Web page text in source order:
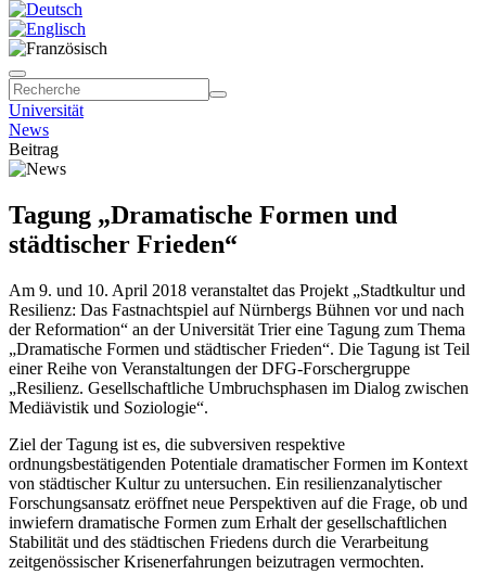
Universität
News
Beitrag
Tagung „Dramatische Formen und
städtischer Frieden“
Am 9. und 10. April 2018 veranstaltet das Projekt „Stadtkultur und
Resilienz: Das Fastnachtspiel auf Nürnbergs Bühnen vor und nach
der Reformation“ an der Universität Trier eine Tagung zum Thema
„Dramatische Formen und städtischer Frieden“. Die Tagung ist Teil
einer Reihe von Veranstaltungen der DFG-Forschergruppe
„Resilienz. Gesellschaftliche Umbruchsphasen im Dialog zwischen
Mediävistik und Soziologie“.
Ziel der Tagung ist es, die subversiven respektive
ordnungsbestätigenden Potentiale dramatischer Formen im Kontext
von städtischer Kultur zu untersuchen. Ein resilienzanalytischer
Forschungsansatz eröffnet neue Perspektiven auf die Frage, ob und
inwiefern dramatische Formen zum Erhalt der gesellschaftlichen
Stabilität und des städtischen Friedens durch die Verarbeitung
zeitgenössischer Krisenerfahrungen beizutragen vermochten.